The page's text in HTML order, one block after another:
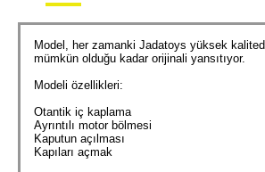
Model, her zamanki Jadatoys yüksek
mümkün olduğu kadar orijinali yansıtıyor.
Modeli özellikleri:
Otantik iç kaplama
Ayrıntılı motor bölmesi
Kaputun açılması
Kapıları açmak